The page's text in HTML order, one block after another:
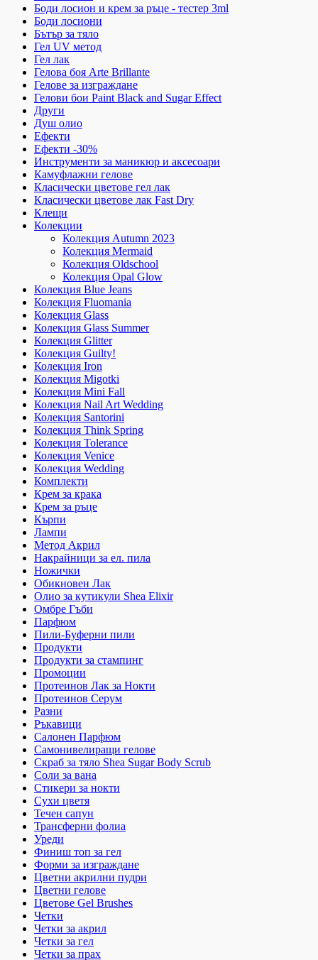
Боди лосион и крем за ръце - тестер 3ml
Боди лосиони
Бътър за тяло
Гел UV метод
Гел лак
Гелова боя Arte Brillante
Гелове за изграждане
Гелови бои Paint Black and Sugar Effect
Други
Душ олио
Ефекти
Ефекти -30%
Инструменти за маникюр и аксесоари
Камуфлажни гелове
Класически цветове гел лак
Класически цветове лак Fast Dry
Клещи
Колекции
Колекция Autumn 2023
Колекция Mermaid
Колекция Oldschool
Колекция Opal Glow
Колекция Blue Jeans
Колекция Fluomania
Колекция Glass
Колекция Glass Summer
Колекция Glitter
Колекция Guilty!
Колекция Iron
Колекция Migotki
Колекция Mini Fall
Колекция Nail Art Wedding
Колекция Santorini
Колекция Think Spring
Колекция Tolerance
Колекция Venice
Колекция Wedding
Комплекти
Крем за крака
Крем за ръце
Кърпи
Лампи
Метод Акрил
Накрайници за ел. пила
Ножички
Обикновен Лак
Олио за кутикули Shea Elixir
Омбре Гъби
Парфюм
Пили-Буферни пили
Продукти
Продукти за стампинг
Промоции
Протеинов Лак за Нокти
Протеинов Серум
Разни
Ръкавици
Салонен Парфюм
Самонивелиращи гелове
Скраб за тяло Shea Sugar Body Scrub
Соли за вана
Стикери за нокти
Сухи цветя
Течен сапун
Трансферни фолиа
Уреди
Финиш топ за гел
Форми за изграждане
Цветни акрилни пудри
Цветни гелове
Цветове Gel Brushes
Четки
Четки за акрил
Четки за гел
Четки за прах